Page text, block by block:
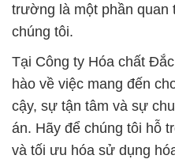
trường là một phần quan
chúng tôi.
Tại Công ty Hóa chất
hào về việc mang đến
cậy, sự tận tâm và sự
án. Hãy để chúng tôi hỗ
và tối ưu hóa sử dụng